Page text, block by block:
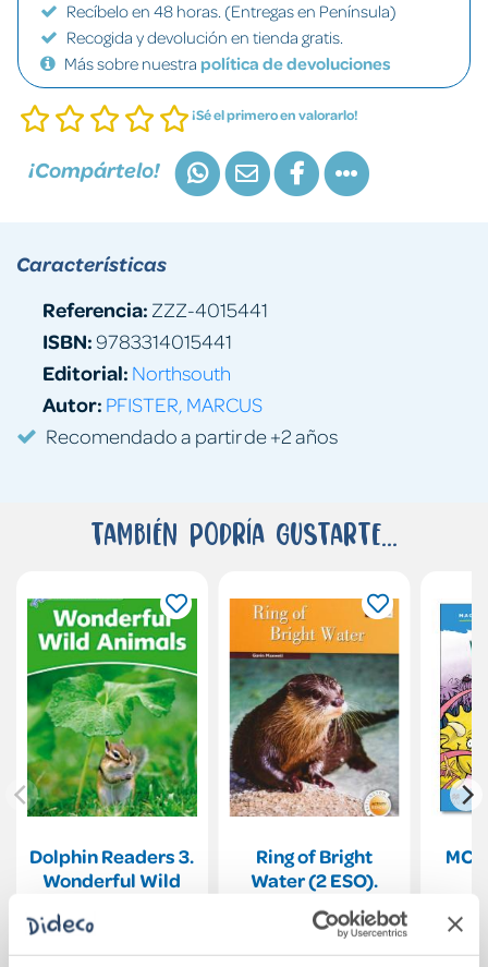
Recíbelo en 48 horas. (Entregas en Península)
Recogida y devolución en tienda gratis.
Más sobre nuestra política de devoluciones
¡Sé el primero en valorarlo!
¡Compártelo!
Características
Referencia: ZZZ-4015441
ISBN:9783314015441
Editorial: Northsouth
Autor: PFISTER, MARCUS
Recomendado a partir de +2 años
También podría gustarte...
Dolphin Readers 3.
Wonderful Wild
6,05€
Ring of Bright
Water (2 ESO).
Activity Burlington
10,85€